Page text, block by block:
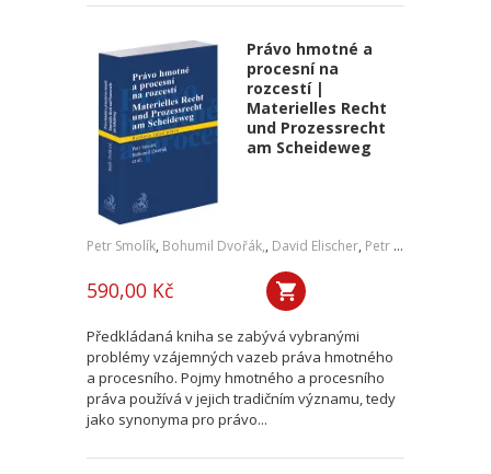
Právo hmotné a
procesní na
rozcestí |
Materielles Recht
und Prozessrecht
am Scheideweg
Petr Smolík, Bohumil Dvořák,, David Elischer, Petr Lavický
590,00 Kč
Předkládaná kniha se zabývá vybranými
problémy vzájemných vazeb práva hmotného
a procesního. Pojmy hmotného a procesního
práva používá v jejich tradičním významu, tedy
jako synonyma pro právo...